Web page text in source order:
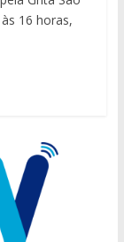
16 horas,